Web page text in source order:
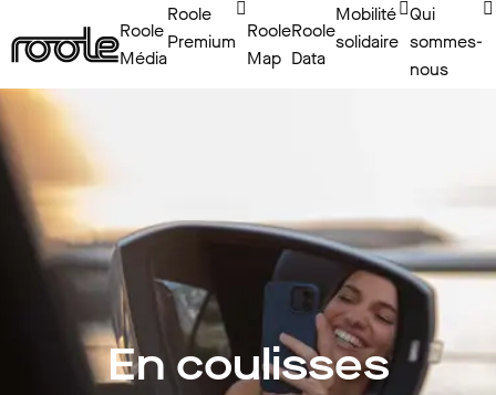
Roole
Média
Roole
Premium Roole
Map
Roole
Data
Mobilité
solidaire
Qui
sommes-
nous
En coulisses